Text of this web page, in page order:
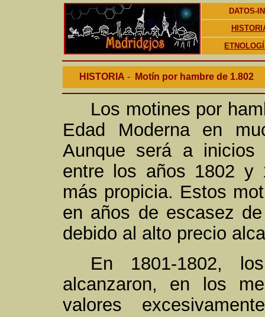
DATOS-
HISTORIA - Motín por hambre de 1.802
Los motines por
Edad Moderna en
Aunque será a inicios
entre los años 1802 y
más propicia. Estos
en años de escasez
debido al alto precio
En 1801-1802,
alcanzaron, en los
valores